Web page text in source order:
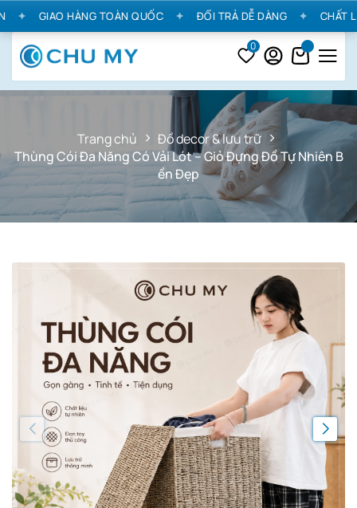
✦ GIAO HÀNG TOÀN QUỐC ✦ ĐỔI TRẢ DỄ DÀNG ✦ CHẤT
0
Trang chủ
Đồ decor & lưu trữ
Thùng Cói Đa Năng Có Vải Lót – Giỏ Đựng Đồ Tự Nhiên B
ền Đẹp